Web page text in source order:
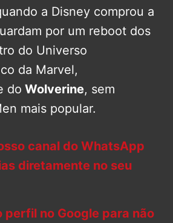
a Disney comprou a
por um reboot dos
do Universo
da Marvel,
do Wolverine, sem
mais popular.
canal do WhatsApp
diretamente no seu
perfil no Google para não